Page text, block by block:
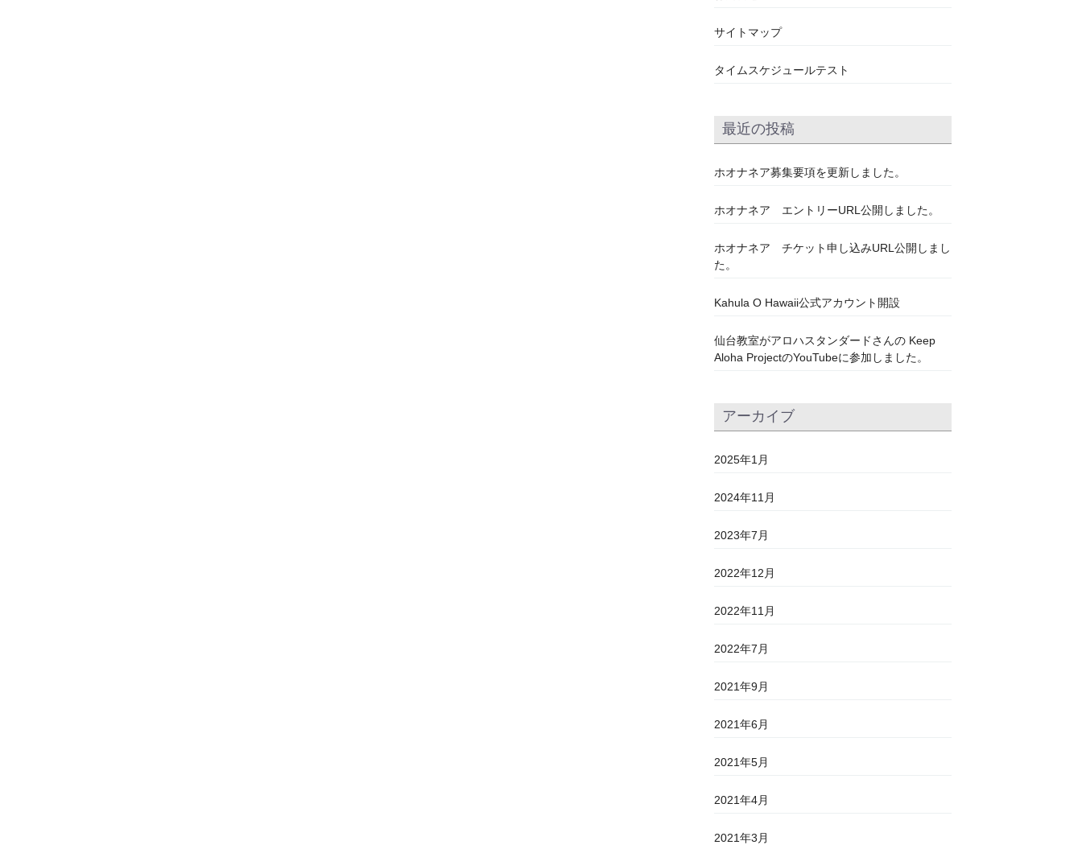
サイトマップ
タイムスケジュールテスト
最近の投稿
ホオナネア募集要項を更新しました。
ホオナネア エントリーURL公開しました。
ホオナネア チケット申し込みURL公開しまし
た。
Kahula O Hawaii公式アカウント開設
仙台教室がアロハスタンダードさんの Keep
Aloha ProjectのYouTubeに参加しました。
アーカイブ
2025年1月
2024年11月
2023年7月
2022年12月
2022年11月
2022年7月
2021年9月
2021年6月
2021年5月
2021年4月
2021年3月